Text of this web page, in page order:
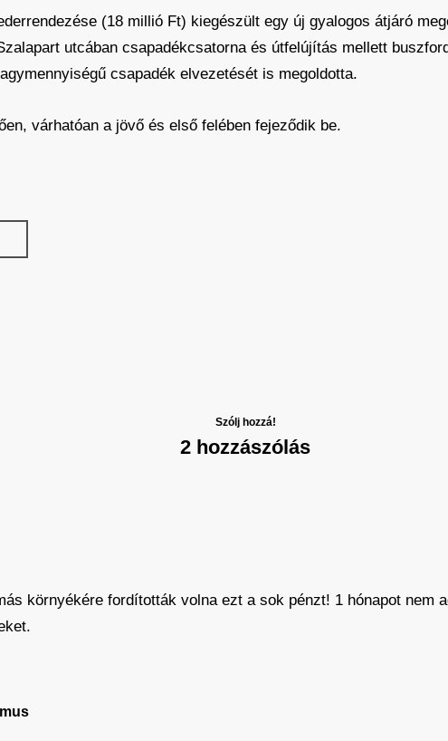
(18 millió Ft) kiegészült egy új gyalogos átjáró
utcában csapadékcsatorna és útfelújítás mellett
csapadék elvezetését is megoldotta.
várhatóan a jövő és első felében fejeződik be.
Szólj hozzá!
2 hozzászólás
környékére fordították volna ezt a sok pénzt! 1 hónapot